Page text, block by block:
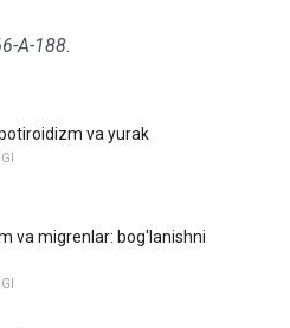
A-188.
va yurak
va migrenlar: bog'lanishni